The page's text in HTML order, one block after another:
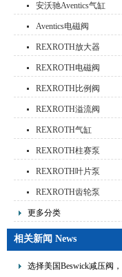
安沃驰Aventics气缸
Aventics电磁阀
REXROTH放大器
REXROTH电磁阀
REXROTH比例阀
REXROTH溢流阀
REXROTH气缸
REXROTH柱赛泵
REXROTH叶片泵
REXROTH齿轮泵
更多分类
相关新闻 News
选择美国Beswick减压阀，